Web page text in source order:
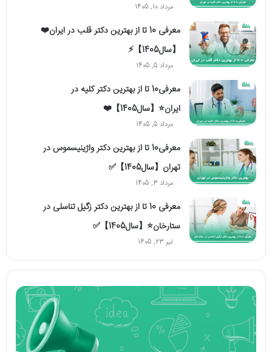
مرداد 10, 1405
معرفی 10 تا از بهترین دکتر قلب در ایران❤️
【سال1405】⚡️
مرداد 5, 1405
معرفی10 تا از بهترین دکتر کلیه در
ایران⭐【سال1405】❤️
مرداد 5, 1405
معرفی10 تا از بهترین دکتر واژینیسموس در
تهران【سال1405】✅
مرداد 3, 1405
معرفی 10 تا از بهترین دکتر زگیل تناسلی در
ستارخان⭐【سال1405】✅
تیر 23, 1405